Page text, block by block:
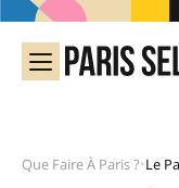
Que Faire À Paris ?•Le